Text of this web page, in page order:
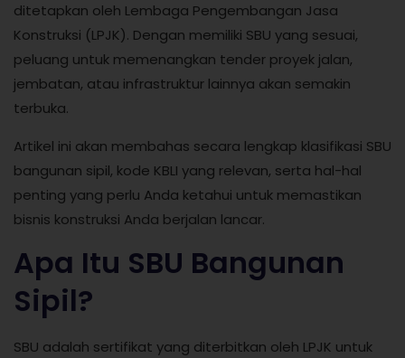
ditetapkan oleh Lembaga Pengembangan Jasa
Konstruksi (LPJK). Dengan memiliki SBU yang sesuai,
peluang untuk memenangkan tender proyek jalan,
jembatan, atau infrastruktur lainnya akan semakin
terbuka.
Artikel ini akan membahas secara lengkap klasifikasi SBU
bangunan sipil, kode KBLI yang relevan, serta hal-hal
penting yang perlu Anda ketahui untuk memastikan
bisnis konstruksi Anda berjalan lancar.
Apa Itu SBU Bangunan
Sipil?
SBU adalah sertifikat yang diterbitkan oleh LPJK untuk